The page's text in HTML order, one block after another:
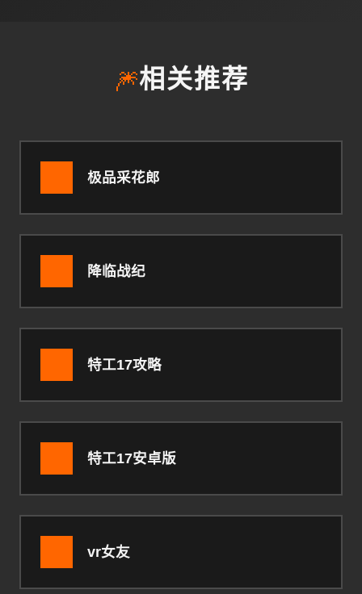
🎆相关推荐
极品采花郎
降临战纪
特工17攻略
特工17安卓版
vr女友